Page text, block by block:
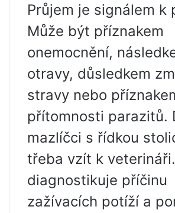
Průjem je signálem k
Může být příznakem
onemocnění,
otravy, důsledkem
stravy nebo
přítomnosti parazitů.
mazlíčci s řídkou
třeba vzít k
diagnostikuje příčinu
zažívacích potíží a